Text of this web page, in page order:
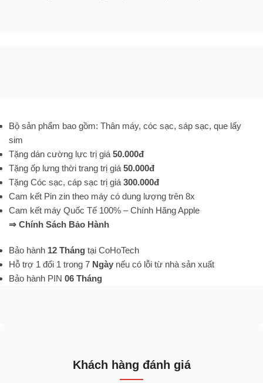
Bộ sản phẩm bao gồm: Thân máy, cóc sạc, sáp sạc, que lấy
sim
Tặng dán cường lực trị giá 50.000đ
Tặng ốp lưng thời trang trị giá 50.000đ
Tặng Cóc sạc, cáp sạc trị giá 300.000đ
Cam kết Pin zin theo máy có dung lượng trên 8x
Cam kết máy Quốc Tế 100% – Chính Hãng Apple
⇒ Chính Sách Bảo Hành
Bảo hành 12 Tháng tại CoHoTech
Hỗ trợ 1 đổi 1 trong 7 Ngày nếu có lỗi từ nhà sản xuất
Bảo hành PIN 06 Tháng
Khách hàng đánh giá